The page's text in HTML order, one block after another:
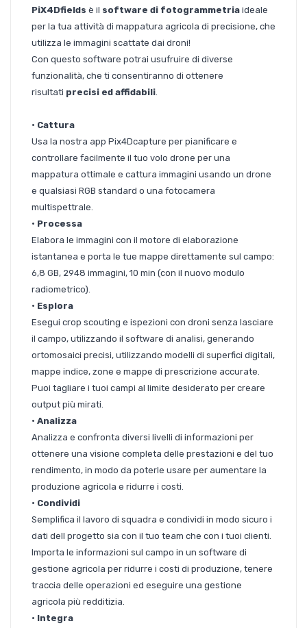
PiX4Dfields è il software di fotogrammetria ideale
per la tua attività di mappatura agricola di precisione, che
utilizza le immagini scattate dai droni!
Con questo software potrai usufruire di diverse
funzionalità, che ti consentiranno di ottenere
risultati precisi ed affidabili
• Cattura
Usa la nostra app Pix4Dcapture per pianificare e
controllare facilmente il tuo volo drone per una
mappatura ottimale e cattura immagini usando un drone
e qualsiasi RGB standard o una fotocamera
multispettrale.
• Processa
Elabora le immagini con il motore di elaborazione
istantanea e porta le tue mappe direttamente sul campo:
6,8 GB, 2948 immagini, 10 min (con il nuovo modulo
radiometrico).
• Esplora
Esegui crop scouting e ispezioni con droni senza lasciare
il campo, utilizzando il software di analisi, generando
ortomosaici precisi, utilizzando modelli di superfici digitali,
mappe indice, zone e mappe di prescrizione accurate.
Puoi tagliare i tuoi campi al limite desiderato per creare
output più mirati.
• Analizza
Analizza e confronta diversi livelli di informazioni per
ottenere una visione completa delle prestazioni e del tuo
rendimento, in modo da poterle usare per aumentare la
produzione agricola e ridurre i costi.
• Condividi
Semplifica il lavoro di squadra e condividi in modo sicuro i
dati dell progetto sia con il tuo team che con i tuoi clienti.
Importa le informazioni sul campo in un software di
gestione agricola per ridurre i costi di produzione, tenere
traccia delle operazioni ed eseguire una gestione
agricola più redditizia.
• Integra